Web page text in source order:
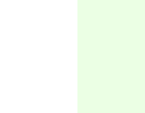
32 Places |
33
단어 Review